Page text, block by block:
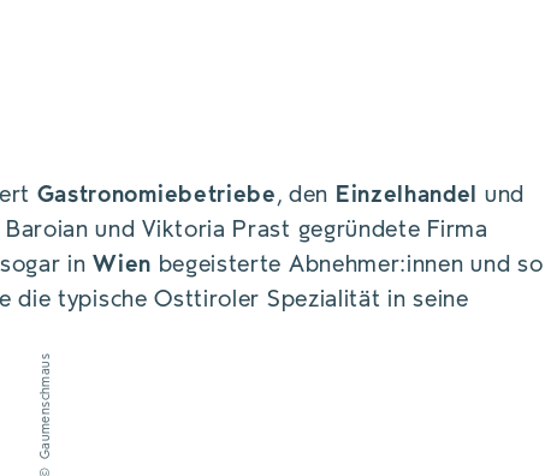
Gastronomiebetriebe, den Einzelhandel und
und Viktoria Prast gegründete Firma
inWien begeisterte Abnehmer:innen und so
die typische Osttiroler Spezialität in seine
Gaumenschmaus